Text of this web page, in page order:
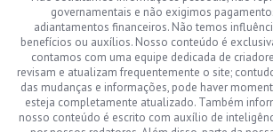
governamentais e não exigimos
adiantamentos financeiros. Não temos
benefícios ou auxílios. Nosso conteúdo é
contamos com uma equipe dedicada de
revisam e atualizam frequentemente o site;
das mudanças e informações, pode haver
esteja completamente atualizado. Também
nosso conteúdo é escrito com auxílio de